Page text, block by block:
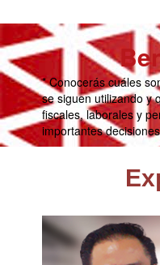
* Conocerás cuáles
se siguen utilizando y
fiscales, laborales y
importantes